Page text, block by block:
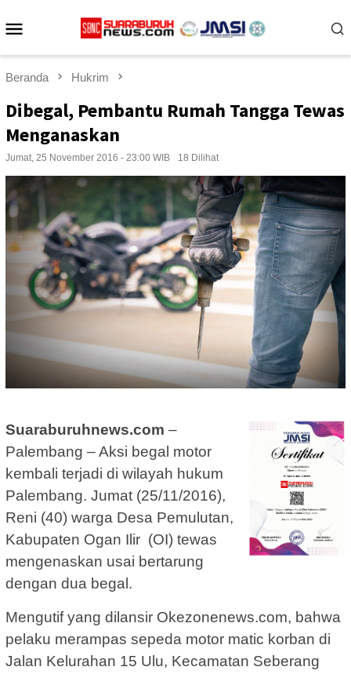
ke
Beranda Hukrim
Dibegal, Pembantu Rumah Tangga Tewas
Menganaskan
Jumat, 25 November 2016 - 23:00 WIB 18 Dilihat
Suaraburuhnews.com –
Palembang – Aksi begal motor
kembali terjadi di wilayah hukum
Palembang. Jumat (25/11/2016),
Reni (40) warga Desa Pemulutan,
Kabupaten Ogan Ilir (OI) tewas
mengenaskan usai bertarung
dengan dua begal.
Mengutif yang dilansir Okezonenews.com, bahwa
pelaku merampas sepeda motor matic korban di
Jalan Kelurahan 15 Ulu, Kecamatan Seberang